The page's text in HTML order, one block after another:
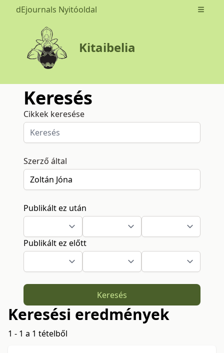
dEjournals Nyitóoldal Open
Kitaibelia
Keresés
Cikkek keresése
Szerző által
Publikált ez után
Publikált ez előtt
Keresés
Keresési eredmények
1 - 1 a 1 tételből